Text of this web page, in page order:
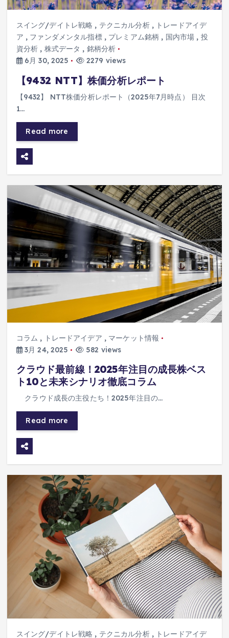
スイング/デイトレ戦略 , テクニカル分析, トレードアイデ
ア , ファンダメンタル指標, プレミアム銘柄 , 国内市場 , 投
資分析 , 株式データ , 銘柄分析
6月 30, 2025
2279 views
【9432 NTT】株価分析レポート
【9432】 NTT株価分析レポート（2025年7月時点） 目次
1…
Read more
コラム , トレードアイデア , マーケット情報
3月 24, 2025
582 views
クラウド最前線！2025年注目の成長株ベス
ト10と未来シナリオ徹底コラム
クラウド成長の主役たち！2025年注目の…
Read more
スイング/デイトレ戦略 , テクニカル分析, トレードアイデ